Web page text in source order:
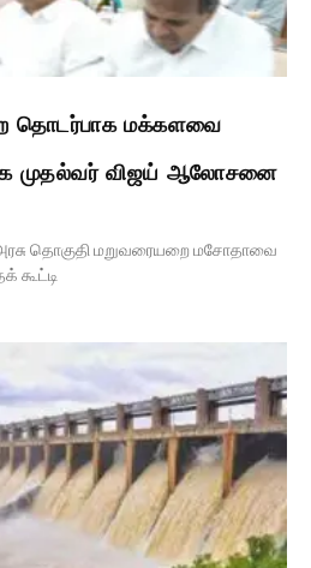
தொடர்பாக மக்களவை
முதல்வர் விஜய் ஆலோசனை
தொகுதி மறுவரையறை மசோதாவை
கூட்டி